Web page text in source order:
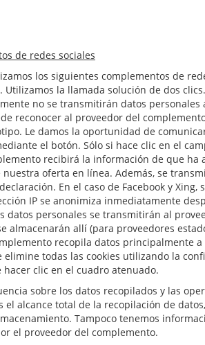
de redes sociales
los siguientes complementos de
Utilizamos la llamada solución de dos
no se transmitirán datos personales
reconocer al proveedor del
Le damos la oportunidad de
el botón. Sólo si hace clic en el
recibirá la información de que ha
oferta en línea. Además, se
En el caso de Facebook y
IP se anonimiza inmediatamente
datos personales se transmitirán al
almacenarán allí (para proveedores
recopila datos principalmente a
elimine todas las cookies utilizando la
hacer clic en el cuadro atenuado.
sobre los datos recopilados y las
el alcance total de la recopilación de
Tampoco tenemos
el proveedor del complemento.